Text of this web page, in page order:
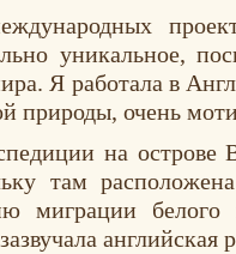
уникальное,
Я работала в
очень
на острове
там
миграции
английская